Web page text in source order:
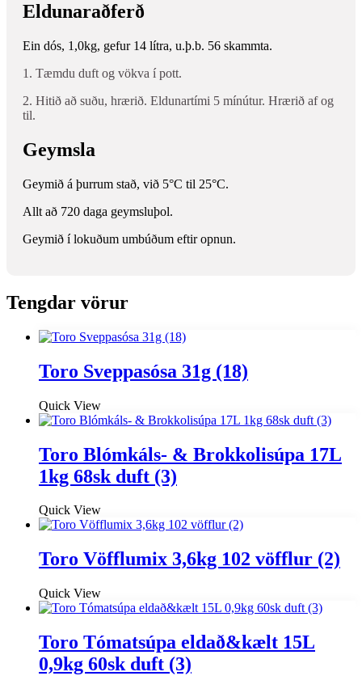
Eldunaraðferð
Ein dós, 1,0kg, gefur 14 lítra, u.þ.b. 56 skammta.
1. Tæmdu duft og vökva í pott.
2. Hitið að suðu, hrærið. Eldunartími 5 mínútur. Hrærið af og
til.
Geymsla
Geymið á þurrum stað, við 5°C til 25°C.
Allt að 720 daga geymsluþol.
Geymið í lokuðum umbúðum eftir opnun.
Tengdar vörur
Toro Sveppasósa 31g (18)
Quick View
Toro Blómkáls- & Brokkolisúpa 17L
1kg 68sk duft (3)
Quick View
Toro Vöfflumix 3,6kg 102 vöfflur (2)
Quick View
Toro Tómatsúpa eldað&kælt 15L
0,9kg 60sk duft (3)